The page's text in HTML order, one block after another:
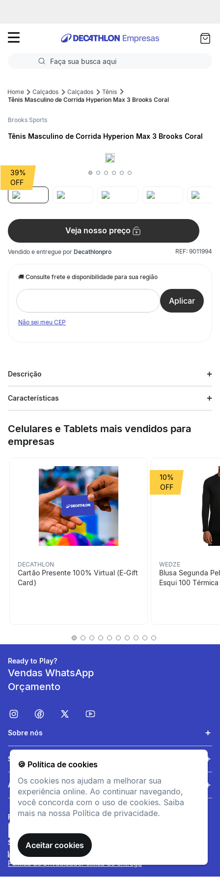
🍪 Política de cookies
Os cookies nos ajudam a melhorar sua
experiência online. Ao continuar navegando,
você concorda com o uso de cookies. Saiba
mais na nossa Política de privacidade.
Aceitar cookies
Faça sua busca aqui
4ºVolei
Futebol Campo
Calçados Calçados
Tênis
Tênis Masculino de Corrida Hyperion Max 3 Brooks Coral
Brooks Sports
Tênis Masculino de Corrida Hyperion Max 3 Brooks Coral
39%
Veja nosso preço
Vendido e entregue por Decathlonpro REF: 9011994
Não sei meu CEP
Descrição
Corra quilômetro após quilômetro em alta velocidade com o
Características
Celulares e Tablets mais vendidos para
empresas
DECATHLON
Cartão Presente 100% Virtual (E-Gift
Card)
WEDZE
Blusa Segunda
Esqui 100
10%
Ready to Play?
Vendas WhatsApp
Orçamento
Sobre nós
Serviços
Ajuda
FORMAS DE PAGAMENTO
SITE SEGURO
Política de privacidadePolítica de entrega